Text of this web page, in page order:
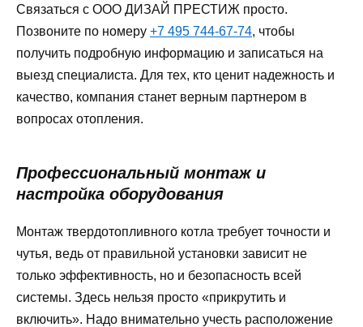
Связаться с ООО ДИЗАЙ ПРЕСТИЖ просто.
Позвоните по номеру +7 495 744-67-74, чтобы
получить подробную информацию и записаться на
выезд специалиста. Для тех, кто ценит надежность и
качество, компания станет верным партнером в
вопросах отопления.
Профессиональный монтаж и
настройка оборудования
Монтаж твердотопливного котла требует точности и
чутья, ведь от правильной установки зависит не
только эффективность, но и безопасность всей
системы. Здесь нельзя просто «прикрутить и
включить». Надо внимательно учесть расположение